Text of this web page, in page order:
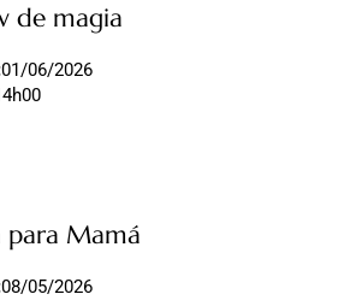
de magia
01/06/2026
para Mamá
08/05/2026